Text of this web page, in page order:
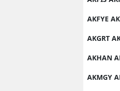
AKFYE
AKGRT
AKHAN
AKMGY